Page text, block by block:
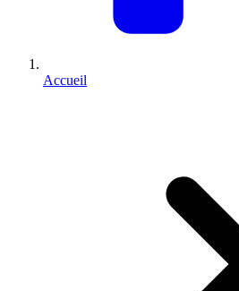
Accueil